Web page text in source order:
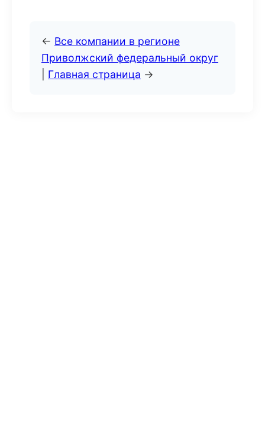
← Все компании в регионе
Приволжский федеральный округ
Главная страница →